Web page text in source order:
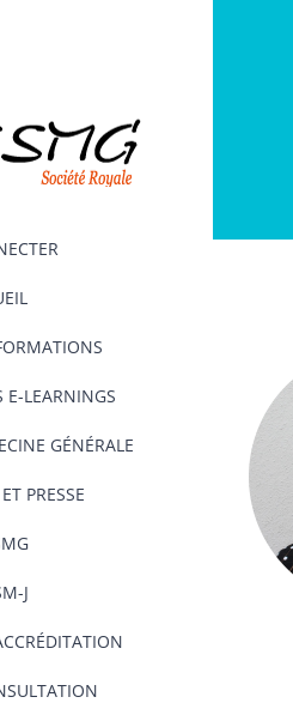
E-LEARNINGS
GÉNÉRALE
PRESSE
J